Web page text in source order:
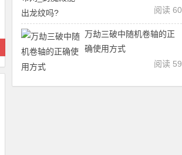
阅读 60
万劫三破中随机卷轴的正
确使用方式
阅读 59